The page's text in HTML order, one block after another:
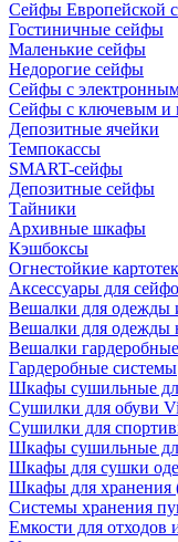
Сейфы Европейской
Гостиничные сейфы
Маленькие сейфы
Недорогие сейфы
Сейфы с
Сейфы с ключевым и
Депозитные ячейки
Темпокассы
SMART-сейфы
Депозитные сейфы
Тайники
Архивные шкафы
Кэшбоксы
Огнестойкие
Аксессуары для
Вешалки для одежды
Вешалки для одежды
Вешалки гардеробные
Гардеробные системы
Шкафы сушильные
Сушилки для обуви
Сушилки для
Шкафы сушильные
Шкафы для сушки
Шкафы для хранения
Системы хранения
Емкости для отходов